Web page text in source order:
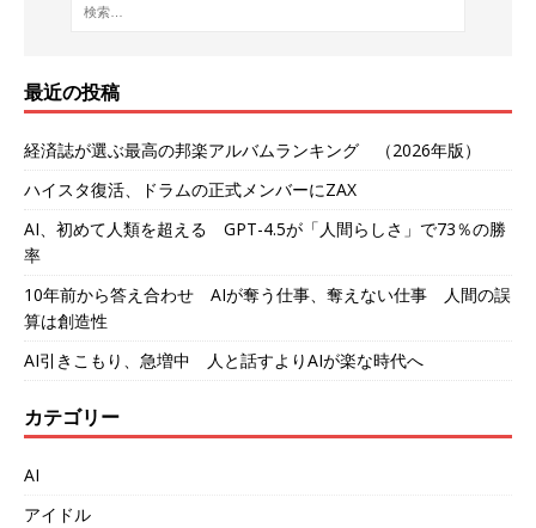
最近の投稿
経済誌が選ぶ最高の邦楽アルバムランキング （2026年版）
ハイスタ復活、ドラムの正式メンバーにZAX
AI、初めて人類を超える GPT-4.5が「人間らしさ」で73％の勝
率
10年前から答え合わせ AIが奪う仕事、奪えない仕事 人間の誤
算は創造性
AI引きこもり、急増中 人と話すよりAIが楽な時代へ
カテゴリー
AI
アイドル